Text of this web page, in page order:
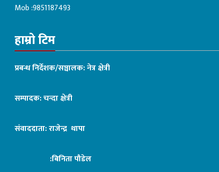
Mob :9851187493
हाम्रो टिम
प्रबन्ध निर्देशक/सञ्चालक: नेत्र क्षेत्री
सम्पादक: चन्दा क्षेत्री
संवाददाता: राजेन्द्र थापा
:बिनिता पौडेल